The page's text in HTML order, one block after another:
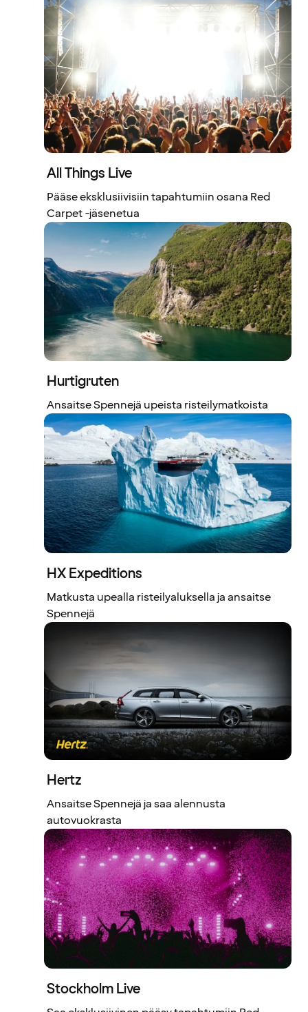
All Things Live
Pääse eksklusiivisiin tapahtumiin osana Red
Carpet -jäsenetua
Hurtigruten
Ansaitse Spennejä upeista risteilymatkoista
HX Expeditions
Matkusta upealla risteilyaluksella ja ansaitse
Spennejä
Hertz
Ansaitse Spennejä ja saa alennusta
autovuokrasta
Stockholm Live